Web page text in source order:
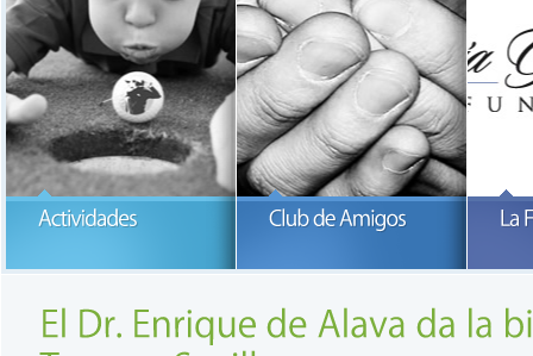
Participa con la Fundación María